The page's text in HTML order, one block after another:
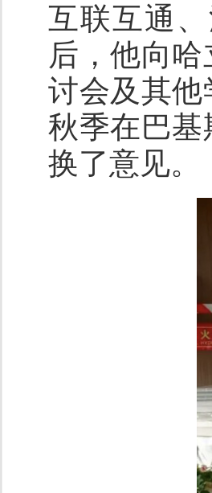
互联互通
后，他向
讨会及其
秋季在巴
换了意见。